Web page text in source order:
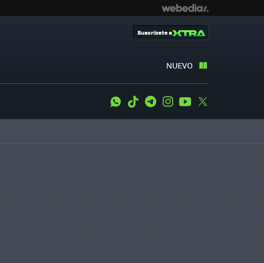
NUEVO
Suscríbete a
WhatsApp
Tiktok TelegramInstagramYoutube